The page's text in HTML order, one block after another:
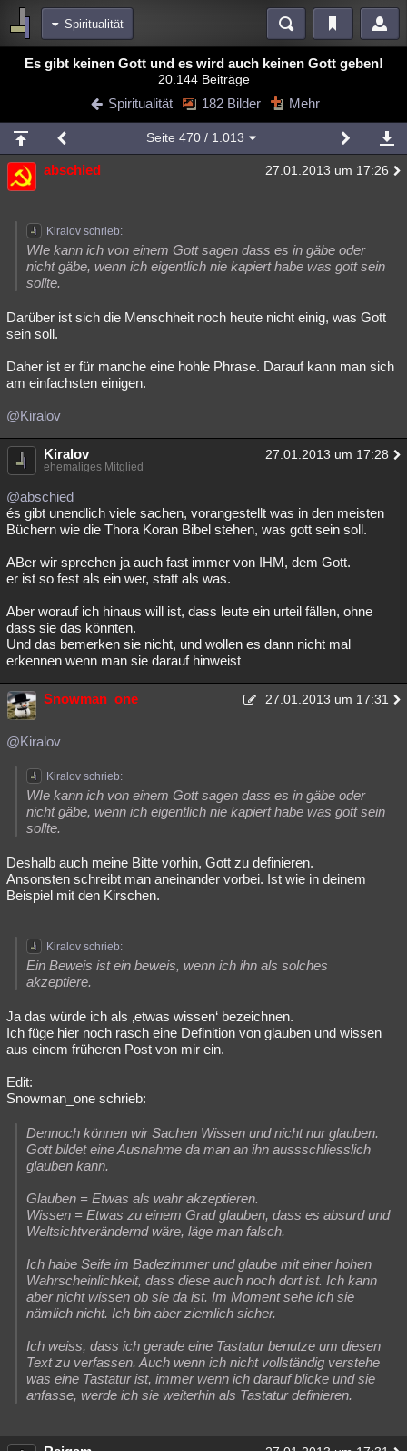
Spiritualität
Bereiche
Diskussionen Blogs Videos
Chat Wiki Neuigkeiten
meine Rubriken
Menschen Wissenschaft Mystery Kriminalfälle
Natur Umfragen Unterhaltung
weitere Rubriken
Astronomie
Musik Clash Verbesserungen Allmystery English
Lesenswert Schlüsselwörter
Es gibt keinen Gott und es wird auch keinen Gott geben!
20.144 Beiträge
Spiritualität 182 Bilder Mehr
Seite 470/ 1.013
abschied 27.01.2013 um 17:26
Kiralov schrieb:
WIe kann ich von einem Gott sagen dass es in gäbe oder
nicht gäbe, wenn ich eigentlich nie kapiert habe was gott sein
sollte.
Darüber ist sich die Menschheit noch heute nicht einig, was Gott
sein soll.
Daher ist er für manche eine hohle Phrase. Darauf kann man sich
am einfachsten einigen.
@Kiralov
Kiralov 27.01.2013 um 17:28
ehemaliges Mitglied
@abschied
és gibt unendlich viele sachen, vorangestellt was in den meisten
Büchern wie die Thora Koran Bibel stehen, was gott sein soll.
ABer wir sprechen ja auch fast immer von IHM, dem Gott.
er ist so fest als ein wer, statt als was.
Aber worauf ich hinaus will ist, dass leute ein urteil fällen, ohne
dass sie das könnten.
Und das bemerken sie nicht, und wollen es dann nicht mal
erkennen wenn man sie darauf hinweist
Snowman_one 27.01.2013 um 17:31
@Kiralov
Kiralov schrieb:
WIe kann ich von einem Gott sagen dass es in gäbe oder
nicht gäbe, wenn ich eigentlich nie kapiert habe was gott sein
sollte.
Deshalb auch meine Bitte vorhin, Gott zu definieren.
Ansonsten schreibt man aneinander vorbei. Ist wie in deinem
Beispiel mit den Kirschen.
Kiralov schrieb:
Ein Beweis ist ein beweis, wenn ich ihn als solches
akzeptiere.
Ja das würde ich als ‚etwas wissen‘ bezeichnen.
Ich füge hier noch rasch eine Definition von glauben und wissen
aus einem früheren Post von mir ein.
Edit:
Snowman_one schrieb:
Dennoch können wir Sachen Wissen und nicht nur glauben.
Gott bildet eine Ausnahme da man an ihn aussschliesslich
glauben kann.
Glauben = Etwas als wahr akzeptieren.
Wissen = Etwas zu einem Grad glauben, dass es absurd und
Weltsichtverändernd wäre, läge man falsch.
Ich habe Seife im Badezimmer und glaube mit einer hohen
Wahrscheinlichkeit, dass diese auch noch dort ist. Ich kann
aber nicht wissen ob sie da ist. Im Moment sehe ich sie
nämlich nicht. Ich bin aber ziemlich sicher.
Ich weiss, dass ich gerade eine Tastatur benutze um diesen
Text zu verfassen. Auch wenn ich nicht vollständig verstehe
was eine Tastatur ist, immer wenn ich darauf blicke und sie
anfasse, werde ich sie weiterhin als Tastatur definieren.